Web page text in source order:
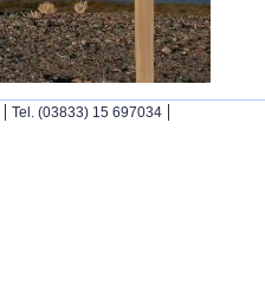
| Tel. (03833) 15 697034 |